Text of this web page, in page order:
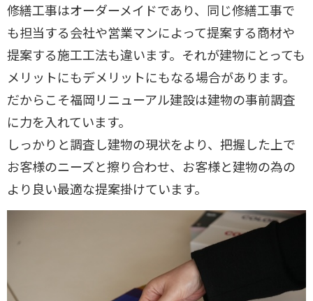
修繕工事はオーダーメイドであり、同じ修繕工事で
も担当する会社や営業マンによって提案する商材や
提案する施工工法も違います。それが建物にとっても
メリットにもデメリットにもなる場合があります。
だからこそ福岡リニューアル建設は建物の事前調査
に力を入れています。
しっかりと調査し建物の現状をより、把握した上で
お客様のニーズと擦り合わせ、お客様と建物の為の
より良い最適な提案掛けています。